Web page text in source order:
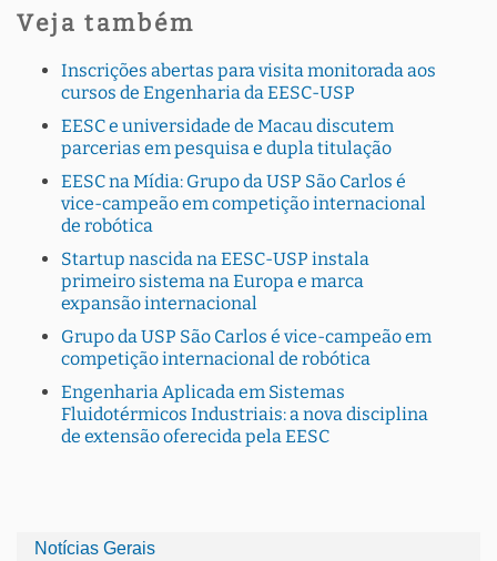
Veja também
Inscrições abertas para visita monitorada aos
cursos de Engenharia da EESC-USP
EESC e universidade de Macau discutem
parcerias em pesquisa e dupla titulação
EESC na Mídia: Grupo da USP São Carlos é
vice-campeão em competição internacional
de robótica
Startup nascida na EESC-USP instala
primeiro sistema na Europa e marca
expansão internacional
Grupo da USP São Carlos é vice-campeão em
competição internacional de robótica
Engenharia Aplicada em Sistemas
Fluidotérmicos Industriais: a nova disciplina
de extensão oferecida pela EESC
Notícias Gerais